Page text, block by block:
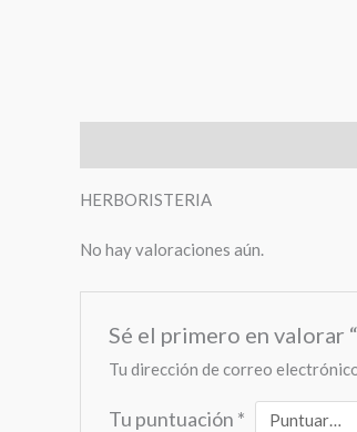
HERBORISTERIA
No hay valoraciones aún.
Sé el primero en valorar
Tu dirección de correo
Tu puntuación *